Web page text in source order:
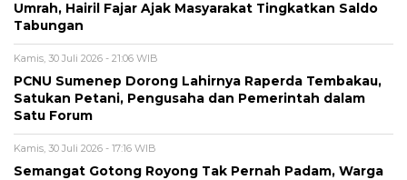
Umrah, Hairil Fajar Ajak Masyarakat Tingkatkan Saldo
Tabungan
Kamis, 30 Juli 2026 - 21:06 WIB
PCNU Sumenep Dorong Lahirnya Raperda Tembakau,
Satukan Petani, Pengusaha dan Pemerintah dalam
Satu Forum
Kamis, 30 Juli 2026 - 17:16 WIB
Semangat Gotong Royong Tak Pernah Padam, Warga